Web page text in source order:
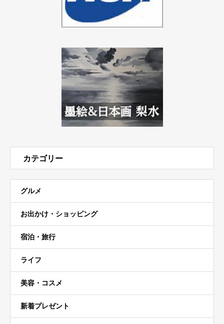
カテゴリー
グルメ
お出かけ・ショッピング
宿泊・旅行
ライフ
美容・コスメ
新着プレゼント